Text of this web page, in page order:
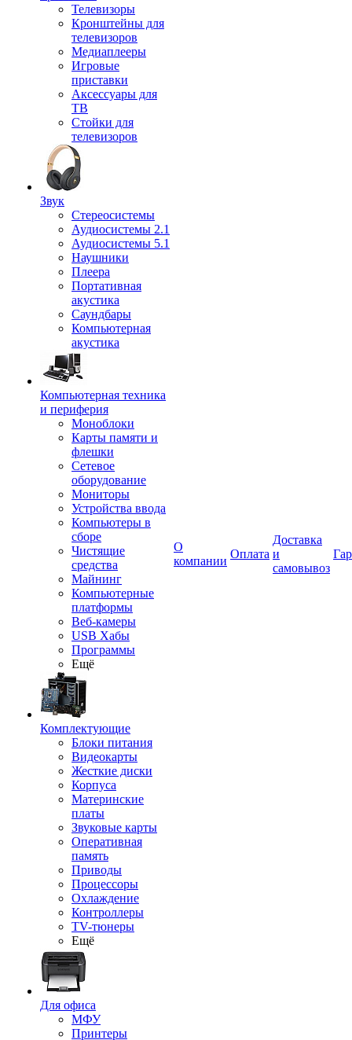
Телевизоры
Кронштейны для
телевизоров
Медиаплееры
Игровые
приставки
Аксессуары для
ТВ
Стойки для
телевизоров
Звук
Стереосистемы
Аудиосистемы 2.1
Аудиосистемы 5.1
Наушники
Плеера
Портативная
акустика
Саундбары
Компьютерная
акустика
Компьютерная техника
и периферия
Моноблоки
Карты памяти и
флешки
Сетевое
оборудование
Мониторы
Устройства ввода
Компьютеры в
сборе
Чистящие
средства
Майнинг
Компьютерные
платформы
Веб-камеры
USB Хабы
Программы
Ещё
Комплектующие
Блоки питания
Видеокарты
Жесткие диски
Корпуса
Материнские
платы
Звуковые карты
Оперативная
память
Приводы
Процессоры
Охлаждение
Контроллеры
TV-тюнеры
Ещё
Для офиса
МФУ
Принтеры
О
компании
Оплата
Доставка
и
самовывоз